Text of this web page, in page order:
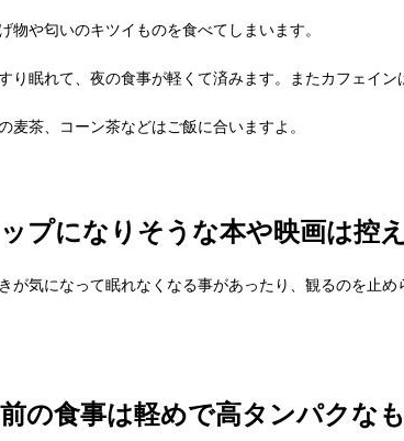
物や匂いのキツイものを食べてしまいます。
り眠れて、夜の食事が軽くて済みます。またカフェイン
麦茶、コーン茶などはご飯に合いますよ。
プになりそうな本や映画は控
が気になって眠れなくなる事があったり、観るのを止
の食事は軽めで高タンパクな